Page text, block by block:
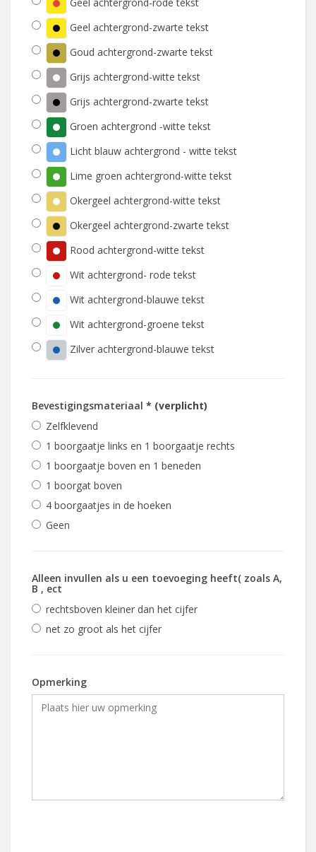
Geel achtergrond-zwarte tekst
Goud achtergrond-zwarte tekst
Grijs achtergrond-witte tekst
Grijs achtergrond-zwarte tekst
Groen achtergrond -witte tekst
Licht blauw achtergrond - witte tekst
Lime groen achtergrond-witte tekst
Okergeel achtergrond-witte tekst
Okergeel achtergrond-zwarte tekst
Rood achtergrond-witte tekst
Wit achtergrond- rode tekst
Wit achtergrond-blauwe tekst
Wit achtergrond-groene tekst
Zilver achtergrond-blauwe tekst
Bevestigingsmateriaal * (verplicht)
Zelfklevend
1 boorgaatje links en 1 boorgaatje rechts
1 boorgaatje boven en 1 beneden
1 boorgat boven
4 boorgaatjes in de hoeken
Geen
Alleen invullen als u een toevoeging heeft( zoals A,
B , ect
rechtsboven kleiner dan het cijfer
net zo groot als het cijfer
Opmerking